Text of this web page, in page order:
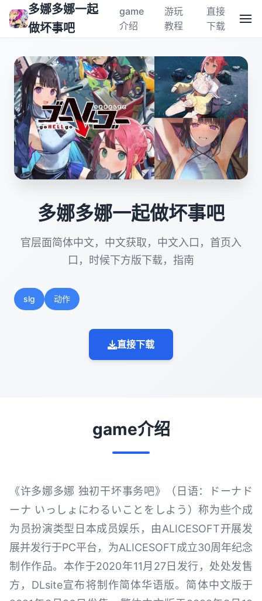
多娜多娜一起
做坏事吧
game
介绍
游玩
教程
直接
下载
多娜多娜一起做坏事吧
官层面简体中文，中文获取，中文入口，首页入
口，时候下方版下载，指南
slg 动作
直接下载
game介绍
《许多娜多娜 独初干坏事务吧》（日语：ドーナド
ーナ いっしょにわるいことをしよう）称为些个成
为员扮演类型日本成员娱乐，由ALICESOFT开展发
展并发行于PC平台，为ALICESOFT成立30周年纪念
制作作品。本作于2020年11月27日发行，处处发售
方，DLsite宣布将制作简体华语版。简体中文版于